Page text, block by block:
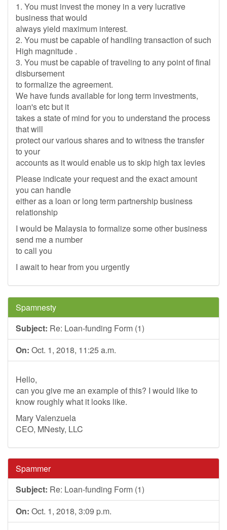
1. You must invest the money in a very lucrative
business that would
always yield maximum interest.
2. You must be capable of handling transaction of such
High magnitude .
3. You must be capable of traveling to any point of final
disbursement
to formalize the agreement.
We have funds available for long term investments,
loan's etc but it
takes a state of mind for you to understand the process
that will
protect our various shares and to witness the transfer
to your
accounts as it would enable us to skip high tax levies
Please indicate your request and the exact amount
you can handle
either as a loan or long term partnership business
relationship
I would be Malaysia to formalize some other business
send me a number
to call you
I await to hear from you urgently
Spamnesty
Subject: Re: Loan-funding Form (1)
On: Oct. 1, 2018, 11:25 a.m.
Hello,
can you give me an example of this? I would like to
know roughly what it looks like.
Mary Valenzuela
CEO, MNesty, LLC
Spammer
Subject: Re: Loan-funding Form (1)
On: Oct. 1, 2018, 3:09 p.m.